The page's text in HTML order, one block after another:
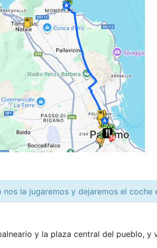
la jugaremos y dejaremos el
y la plaza central del pueblo, y